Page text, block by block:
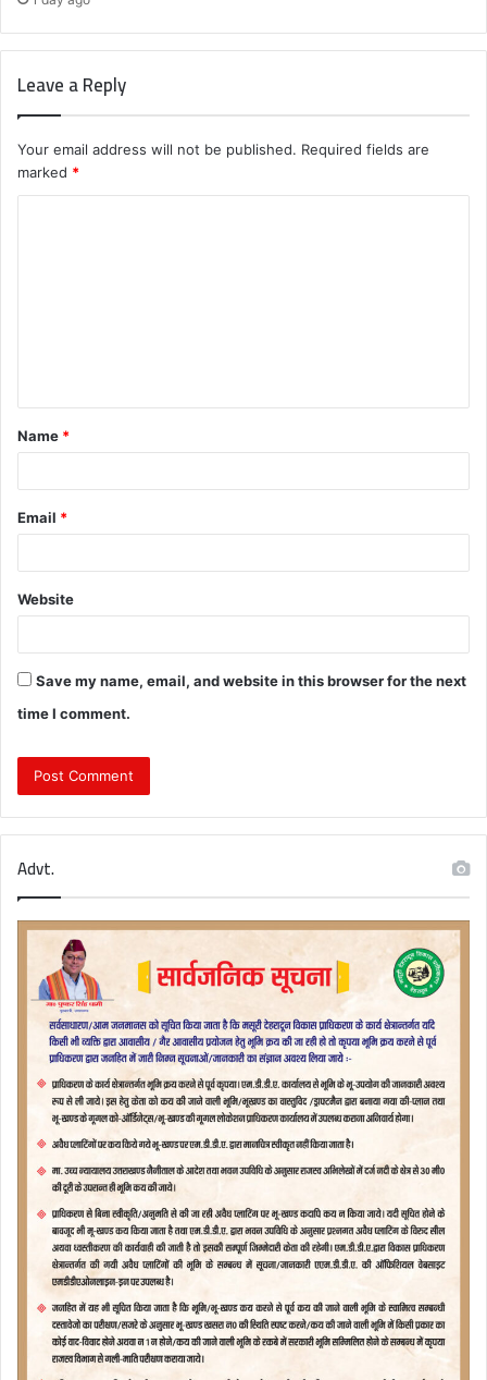
Leave a Reply
Your email address will not be published. Required fields are
marked *
t
*
Name *
Email *
Website
Save my name, email, and website in this browser for the next
time I comment.
Advt.